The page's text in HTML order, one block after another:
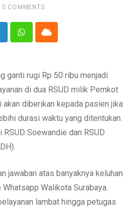
0 COMMENTS
WhatsappCloud
ganti rugi Rp 50 ribu menjadi
di dua RSUD milik Pemkot
akan diberikan kepada pasien jika
durasi waktu yang ditentukan.
Soewandie dan RSUD
jawaban atas banyaknya keluhan
Walikota Surabaya.
lambat hingga petugas